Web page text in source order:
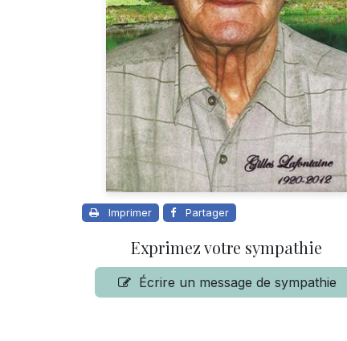
Imprimer Partager
Exprimez votre sympathie
Écrire un message de sympathie